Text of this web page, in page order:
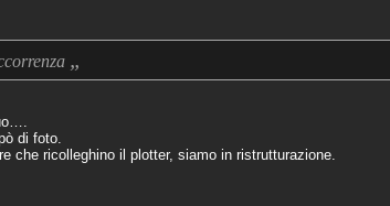
„
di foto.
che ricolleghino il plotter, siamo in ristrutturazione.